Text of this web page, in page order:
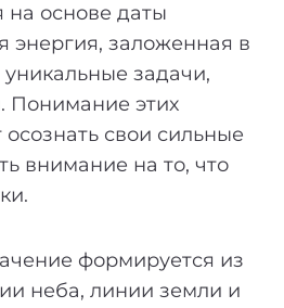
на основе даты
энергия, заложенная в
задачи,
Понимание этих
свои сильные
внимание на то, что
формируется из
неба, линии земли и